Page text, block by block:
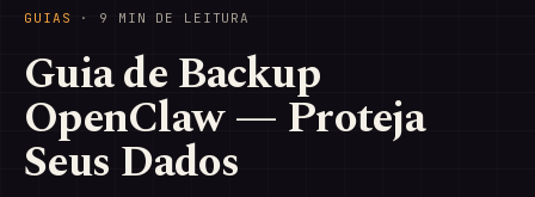
GUIAS · 9 MIN DE LEITURA
Guia de Backup
OpenClaw — Proteja
Seus Dados